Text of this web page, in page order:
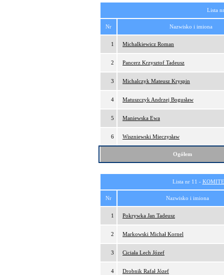
Lista
Nr Nazwisko i imiona
1 Michalkiewicz Roman
2 Pancerz Krzysztof Tadeusz
3 Michalczyk Mateusz Kryspin
4 Matuszczyk Andrzej Bogusław
5 Maniewska Ewa
6 Wiszniewski Mieczysław
Ogółem
Lista nr 11 -
Nr Nazwisko i imiona
1 Pokrywka Jan Tadeusz
2 Markowski Michał Kornel
3 Ciciała Lech Józef
4 Drobnik Rafał Józef